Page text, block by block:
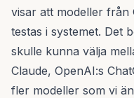
visar att modeller
testas i systemet. Det
skulle kunna välja
Claude, OpenAI:s
fler modeller som vi